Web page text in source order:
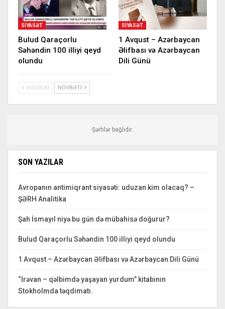
SIYASƏT
Bulud Qaraçorlu
Səhəndin 100 illiyi qeyd
olundu
SIYASƏT
1 Avqust – Azərbaycan
Əlifbası və Azərbaycan
Dili Günü
ƏVVƏLKI NÖVBƏTI
Şərhlər bağlıdır.
SON YAZILAR
Avropanın antimiqrant siyasəti: uduzan kim olacaq? –
ŞƏRH Analitika
Şah İsmayıl niyə bu gün də mübahisə doğurur?
Bulud Qaraçorlu Səhəndin 100 illiyi qeyd olundu
1 Avqust – Azərbaycan Əlifbası və Azərbaycan Dili Günü
“İrəvan – qəlbimdə yaşayan yurdum” kitabının
Stokholmda təqdimatı.